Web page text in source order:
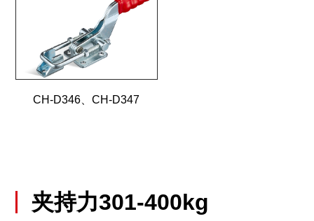
CH-D346、CH-D347
夹持力301-400kg